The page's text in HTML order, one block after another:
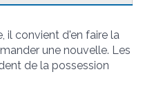
il convient d'en faire la
une nouvelle. Les
de la possession